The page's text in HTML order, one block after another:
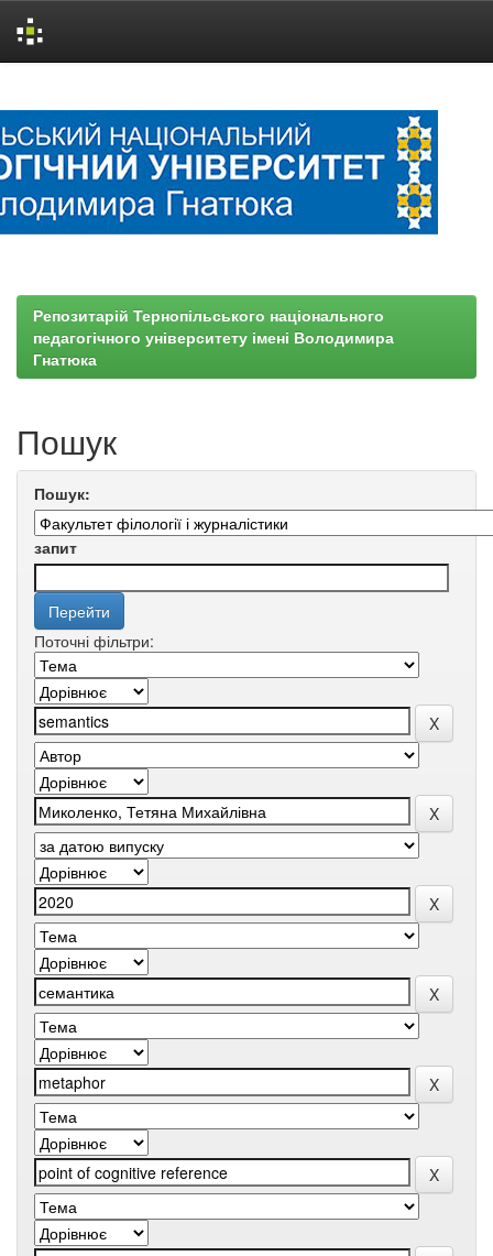
Репозитарій Тернопільського національного
педагогічного університету імені Володимира
Гнатюка
Пошук
Пошук:
запит
Поточні фільтри: